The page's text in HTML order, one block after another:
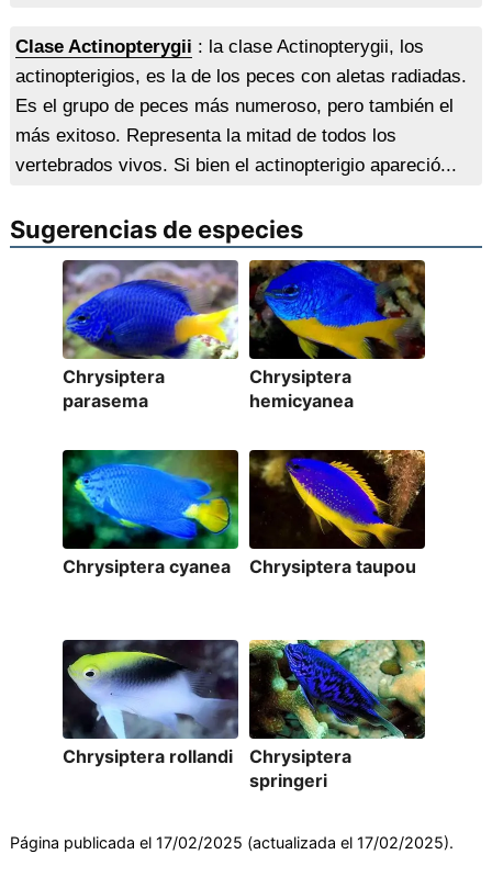
Clase Actinopterygii : la clase Actinopterygii, los
actinopterigios, es la de los peces con aletas radiadas.
Es el grupo de peces más numeroso, pero también el
más exitoso. Representa la mitad de todos los
vertebrados vivos. Si bien el actinopterigio apareció...
Sugerencias de especies
Chrysiptera
parasema
Chrysiptera
hemicyanea
Chrysiptera cyanea Chrysiptera taupou
Chrysiptera rollandi
Chrysiptera
springeri
Página publicada el 17/02/2025 (actualizada el 17/02/2025).